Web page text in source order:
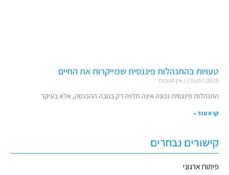
טעויות בהתנהלות פיננסית שמייקרות את החיים
16/07/2026 אין תגובות
התנהלות פיננסית נכונה אינה תלויה רק בגובה ההכנסה, אלא בעיקר
קרא עוד »
קישורים נבחרים
פיתוח ארגוני